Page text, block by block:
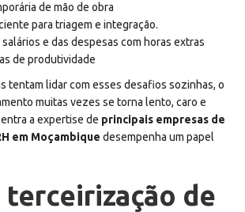
de mão de obra
para triagem e integração.
e das despesas com horas extras
de produtividade
tentam lidar com esses desafios sozinhas, o
muitas vezes se torna lento, caro e
a expertise de principais empresas de
em Moçambique desempenha um papel
terceirização de